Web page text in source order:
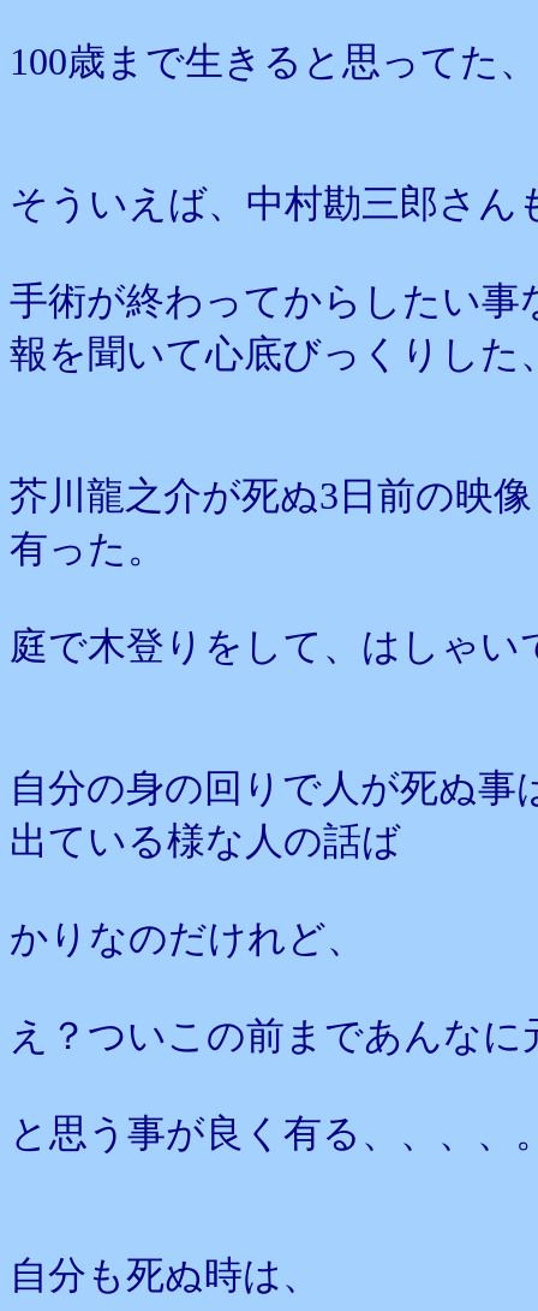
100歳まで生きると思ってた
そういえば、中村勘三郎さ
手術が終わってからしたい
報を聞いて心底びっくりした
芥川龍之介が死ぬ3日前の映
有った。
庭で木登りをして、はしゃい
自分の身の回りで人が死ぬ
出ている様な人の話ば
かりなのだけれど、
え？ついこの前まであんな
と思う事が良く有る、、、、
自分も死ぬ時は、